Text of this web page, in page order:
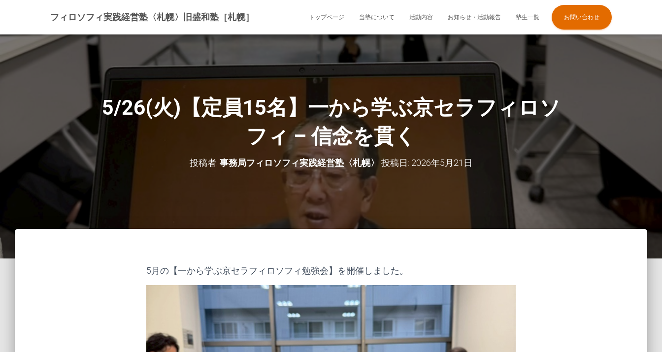
フィロソフィ実践経営塾〈札幌〉旧盛和塾［札幌］ トップページ 当塾について 活動内容 お知らせ・活動報告 塾生一覧 お問い合わせ
5/26(火)【定員15名】一から学ぶ京セラフィロソ
フィ – 信念を貫く
投稿者: 事務局フィロソフィ実践経営塾〈札幌〉 投稿日: 2026年5月21日
5月の【一から学ぶ京セラフィロソフィ勉強会】を開催しました。